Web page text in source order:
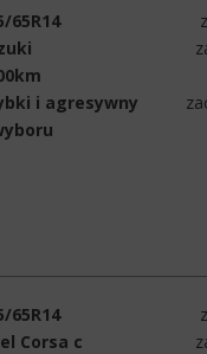
65R14
i agresywny
65R14
Corsa c